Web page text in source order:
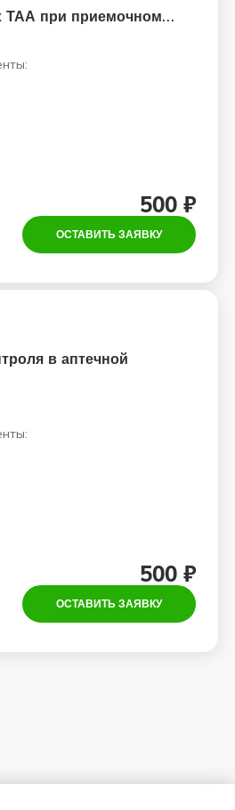
ТАА при приемочном
500 ₽
ОСТАВИТЬ ЗАЯВКУ
в аптечной
500 ₽
ОСТАВИТЬ ЗАЯВКУ